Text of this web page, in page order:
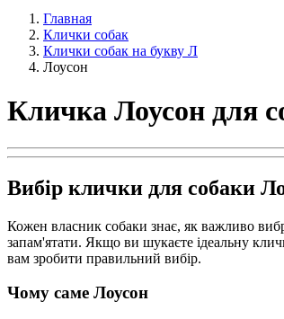
Главная
Клички собак
Клички собак на букву Л
Лоусон
Кличка Лоусон для
Вибір клички для собаки
Кожен власник собаки знає, як важливо
запам'ятати. Якщо ви шукаєте ідеальну
вам зробити правильний вибір.
Чому саме Лоусон